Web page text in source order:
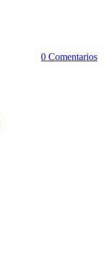
0 Comentarios